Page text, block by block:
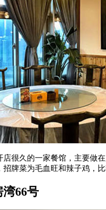
久的一家餐馆，主要做在
招牌菜为毛血旺和辣子鸡，比
湾66号